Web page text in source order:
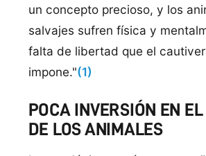
un concepto precioso, y los
salvajes sufren física y
falta de libertad que el
impone."(1)
POCA INVERSIÓN EN
DE LOS ANIMALES